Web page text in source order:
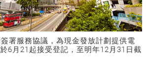
署服務協議，為現金發放計劃提供電
6月21起接受登記，至明年12月31日截